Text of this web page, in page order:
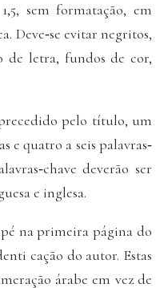
sem formatação, em
Deve‐se evitar negritos,
de letra, fundos de cor,
pelo título, um
e quatro a seis palavras‐
deverão ser
e inglesa.
na primeira página do
cação do autor. Estas
árabe em vez de